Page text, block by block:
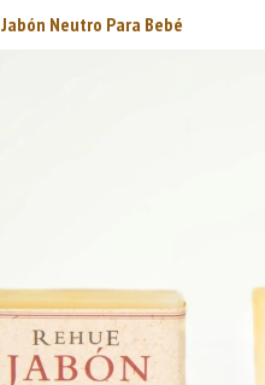
Jabón Neutro Para Bebé